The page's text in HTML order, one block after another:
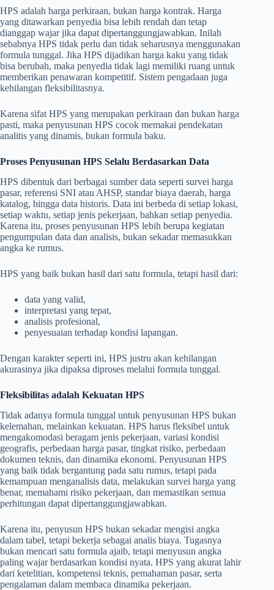
HPS adalah harga perkiraan, bukan harga kontrak. Harga
yang ditawarkan penyedia bisa lebih rendah dan tetap
dianggap wajar jika dapat dipertanggungjawabkan. Inilah
sebabnya HPS tidak perlu dan tidak seharusnya menggunakan
formula tunggal. Jika HPS dijadikan harga kaku yang tidak
bisa berubah, maka penyedia tidak lagi memiliki ruang untuk
memberikan penawaran kompetitif. Sistem pengadaan juga
kehilangan fleksibilitasnya.
Karena sifat HPS yang merupakan perkiraan dan bukan harga
pasti, maka penyusunan HPS cocok memakai pendekatan
analitis yang dinamis, bukan formula baku.
Proses Penyusunan HPS Selalu Berdasarkan Data
HPS dibentuk dari berbagai sumber data seperti survei harga
pasar, referensi SNI atau AHSP, standar biaya daerah, harga
katalog, hingga data historis. Data ini berbeda di setiap lokasi,
setiap waktu, setiap jenis pekerjaan, bahkan setiap penyedia.
Karena itu, proses penyusunan HPS lebih berupa kegiatan
pengumpulan data dan analisis, bukan sekadar memasukkan
angka ke rumus.
HPS yang baik bukan hasil dari satu formula, tetapi hasil dari:
data yang valid,
interpretasi yang tepat,
analisis profesional,
penyesuaian terhadap kondisi lapangan.
Dengan karakter seperti ini, HPS justru akan kehilangan
akurasinya jika dipaksa diproses melalui formula tunggal.
Fleksibilitas adalah Kekuatan HPS
Tidak adanya formula tunggal untuk penyusunan HPS bukan
kelemahan, melainkan kekuatan. HPS harus fleksibel untuk
mengakomodasi beragam jenis pekerjaan, variasi kondisi
geografis, perbedaan harga pasar, tingkat risiko, perbedaan
dokumen teknis, dan dinamika ekonomi. Penyusunan HPS
yang baik tidak bergantung pada satu rumus, tetapi pada
kemampuan menganalisis data, melakukan survei harga yang
benar, memahami risiko pekerjaan, dan memastikan semua
perhitungan dapat dipertanggungjawabkan.
Karena itu, penyusun HPS bukan sekadar mengisi angka
dalam tabel, tetapi bekerja sebagai analis biaya. Tugasnya
bukan mencari satu formula ajaib, tetapi menyusun angka
paling wajar berdasarkan kondisi nyata. HPS yang akurat lahir
dari ketelitian, kompetensi teknis, pemahaman pasar, serta
pengalaman dalam membaca dinamika pekerjaan.